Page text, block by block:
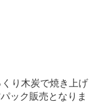
り木炭で焼き上げ
ック販売となりま